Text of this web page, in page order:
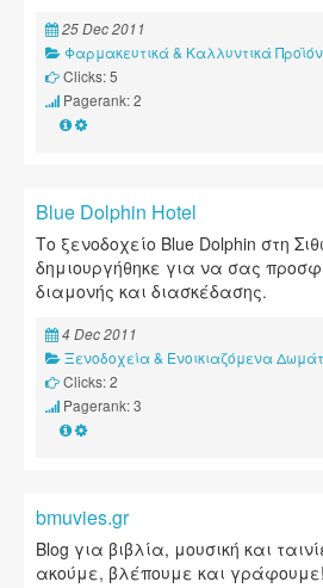
25 Dec 2011
Φαρμακευτικά & Καλλυντικά
Clicks: 5
Pagerank: 2
Blue Dolphin Hotel
Το ξενοδοχείο Blue Dolphin στη
δημιουργήθηκε για να σας
διαμονής και διασκέδασης.
4 Dec 2011
Ξενοδοχεία & Ενοικιαζόμενα
Clicks: 2
Pagerank: 3
bmuvies.gr
Blog για βιβλία, μουσική και
ακούμε, βλέπουμε και γράφουμε!